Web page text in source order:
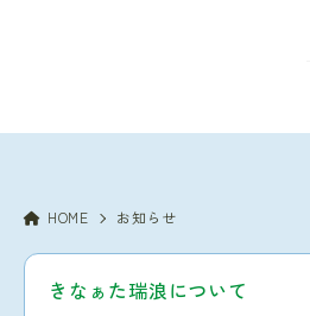
HOME お知らせ
きなぁた瑞浪について